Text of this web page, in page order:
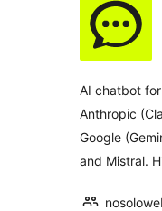
AI chatbot
Anthropic
Google
and Mistral.